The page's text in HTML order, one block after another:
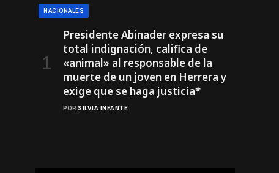
NACIONALES
Presidente Abinader expresa su
total indignación, califica de
«animal» al responsable de la
muerte de un joven en Herrera y
exige que se haga justicia*
POR SILVIA INFANTE